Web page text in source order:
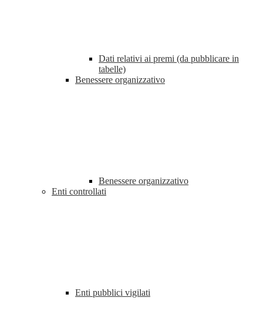
Dati relativi ai premi (da pubblicare in
tabelle)
Benessere organizzativo
Benessere organizzativo
Enti controllati
Enti pubblici vigilati